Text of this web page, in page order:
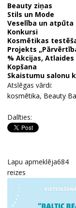
Beauty ziņas
Stils un Mode
Veselība un atpūta
Konkursi
Kosmētikas
Projekts
% Akcijas, Atlaides
Kopšana
Skaistumu salonu
Atslēgas vārdi:
kosmētika, Beauty
Dalīties:
Lapu apmeklēja684
reizes